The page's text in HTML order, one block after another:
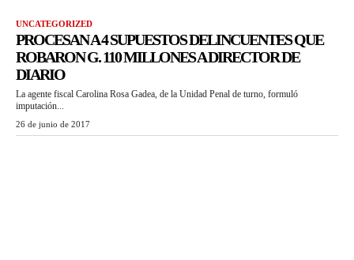
UNCATEGORIZED
PROCESAN A 4 SUPUESTOS DELINCUENTES QUE
ROBARON G. 110 MILLONES A DIRECTOR DE
DIARIO
La agente fiscal Carolina Rosa Gadea, de la Unidad Penal de turno, formuló
imputación...
26 de junio de 2017